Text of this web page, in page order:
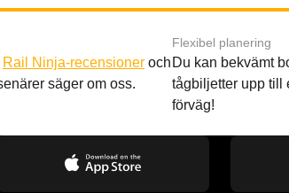
Rail Ninja-recensioneroch
säger om oss.
Flexibel planering
Du kan bekvämt
tågbiljetter upp till
förväg!